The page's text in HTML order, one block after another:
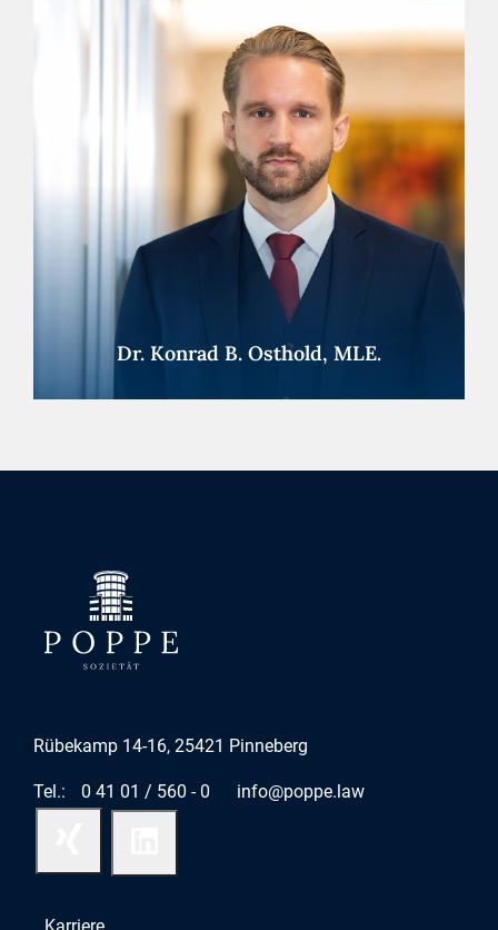
Dr. Konrad B. Osthold, MLE.
Rübekamp 14-16, 25421 Pinneberg
Tel.: 0 41 01 / 560 - 0 info@poppe.law